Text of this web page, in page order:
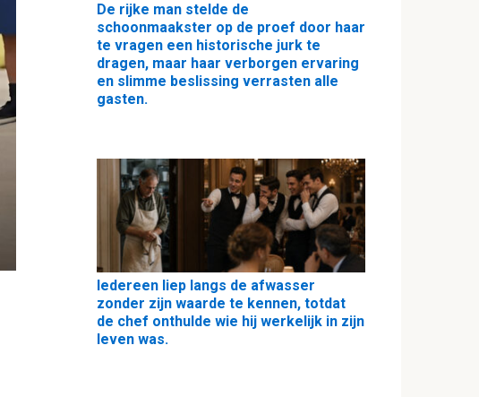
De rijke man stelde de
schoonmaakster op de proef door haar
te vragen een historische jurk te
dragen, maar haar verborgen ervaring
en slimme beslissing verrasten alle
gasten.
Iedereen liep langs de afwasser
zonder zijn waarde te kennen, totdat
de chef onthulde wie hij werkelijk in zijn
leven was.